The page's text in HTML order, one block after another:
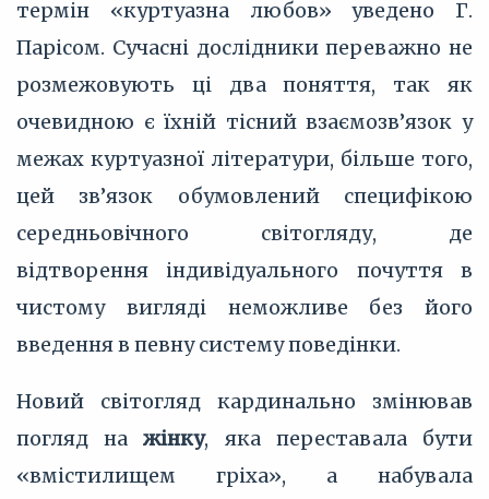
термін «куртуазна любов» уведено Г.
Парісом. Сучасні дослідники переважно не
розмежовують ці два поняття, так як
очевидною є їхній тісний взаємозв’язок у
межах куртуазної літератури, більше того,
цей зв’язок обумовлений специфікою
середньовічного світогляду, де
відтворення індивідуального почуття в
чистому вигляді неможливе без його
введення в певну систему поведінки.
Новий світогляд кардинально змінював
погляд нажінку, яка переставала бути
«вмістилищем гріха», а набувала